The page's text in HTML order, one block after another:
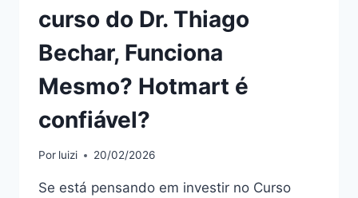
curso do Dr. Thiago
Bechar, Funciona
Mesmo? Hotmart é
confiável?
Por luizi 20/02/2026
Se está pensando em investir no Curso